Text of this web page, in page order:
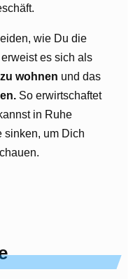
wie Du die
es sich als
wohnen und das
So erwirtschaftet
in Ruhe
sinken, um Dich